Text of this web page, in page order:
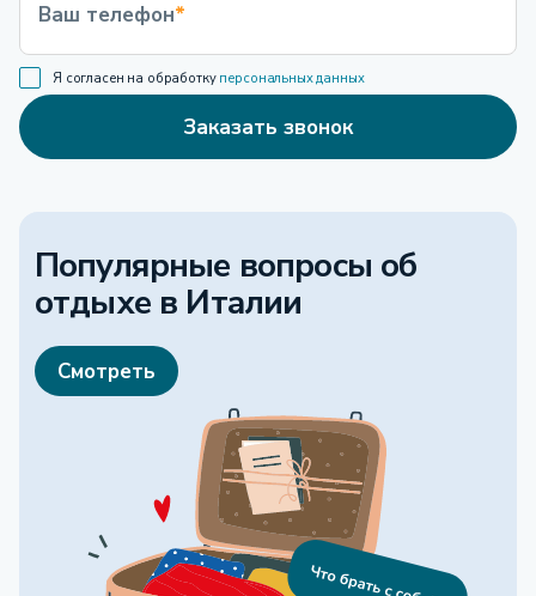
Ваш телефон*
Я согласен на обработку персональных данных
Заказать звонок
Популярные вопросы об
отдыхе в Италии
Смотреть